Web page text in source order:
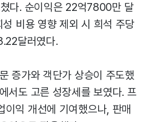
다. 순이익은 22억7800만 달
비용 영향 제외 시 희석 주당
달러였다.
증가와 객단가 상승이 주도했
서도 고른 성장세를 보였다. 프
이익 개선에 기여했으나, 판매